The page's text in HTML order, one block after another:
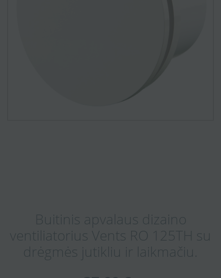
Buitinis apvalaus dizaino
ventiliatorius Vents RO 125TH su
drėgmės jutikliu ir laikmačiu.